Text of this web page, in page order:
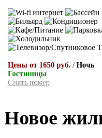
Цены от 1650 руб./Ночь
Гостиницы
Снять номер
Новое